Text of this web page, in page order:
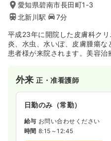
愛知県碧南市長田町1-3
北新川駅
7分
平成23年に開院した皮膚科ク
炎、水虫、水いぼ、皮膚腫瘍
患者様が来院されます。美容治
外来正・准看護師
日勤のみ（常勤）
給与 お問い合わせください
時間 8:15～12:45